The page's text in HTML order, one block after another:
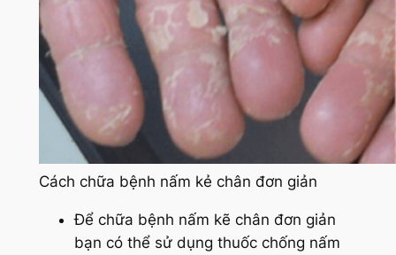
Cách chữa bệnh nấm kẻ chân đơn giản
Để chữa bệnh nấm kẽ chân đơn giản
bạn có thể sử dụng thuốc chống nấm